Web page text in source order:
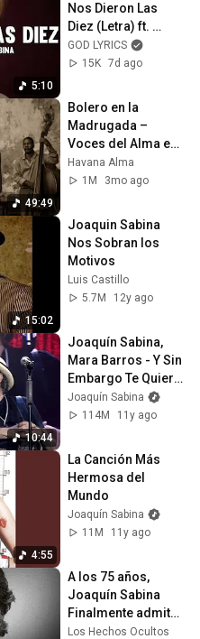
5:10
Nos Dieron Las
Diez (Letra) ft.
Joaquín Sabina
GOD LYRICS
15K 7d ago
49:49
Bolero en la
Madrugada –
Voces del Alma en
La Habana
Havana Alma
1M
3mo ago
15:02
Joaquin Sabina
Nos Sobran los
Motivos
Luis Castillo
5.7M
12y ago
10:44
Joaquín Sabina,
Mara Barros - Y Sin
Embargo Te Quiero
/ Y Sin Embargo
(Directo)
Joaquín Sabina
114M
11y ago
4:55
La Canción Más
Hermosa del
Mundo
Joaquín Sabina
11M
11y ago
A los 75 años,
Joaquín Sabina
Finalmente admite
lo que todos
Los Hechos Ocultos